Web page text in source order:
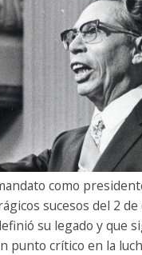
como
sucesos del 2
su legado y que
punto crítico en la